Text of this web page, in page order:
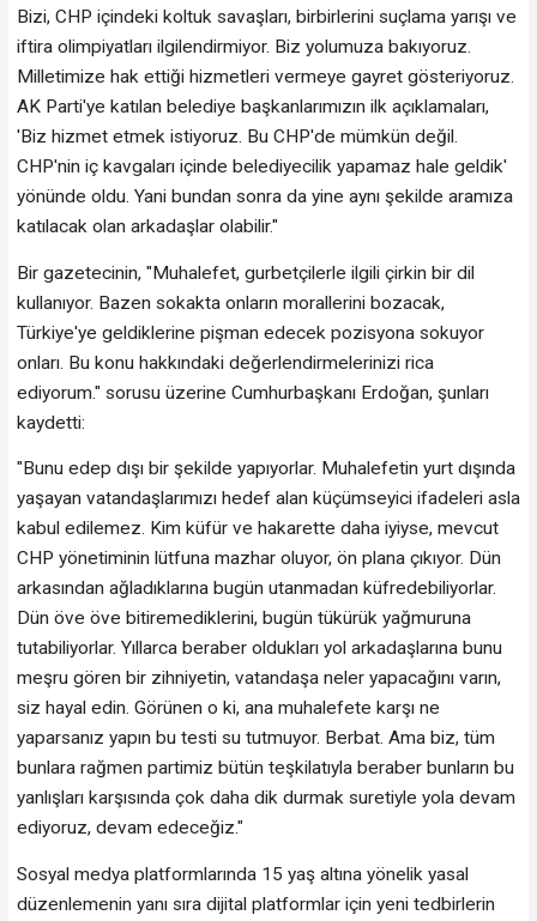
Bizi, CHP içindeki koltuk savaşları, birbirlerini suçlama yarışı ve
iftira olimpiyatları ilgilendirmiyor. Biz yolumuza bakıyoruz.
Milletimize hak ettiği hizmetleri vermeye gayret gösteriyoruz.
AK Parti'ye katılan belediye başkanlarımızın ilk açıklamaları,
'Biz hizmet etmek istiyoruz. Bu CHP'de mümkün değil.
CHP'nin iç kavgaları içinde belediyecilik yapamaz hale geldik'
yönünde oldu. Yani bundan sonra da yine aynı şekilde aramıza
katılacak olan arkadaşlar olabilir."
Bir gazetecinin, "Muhalefet, gurbetçilerle ilgili çirkin bir dil
kullanıyor. Bazen sokakta onların morallerini bozacak,
Türkiye'ye geldiklerine pişman edecek pozisyona sokuyor
onları. Bu konu hakkındaki değerlendirmelerinizi rica
ediyorum." sorusu üzerine Cumhurbaşkanı Erdoğan, şunları
kaydetti:
"Bunu edep dışı bir şekilde yapıyorlar. Muhalefetin yurt dışında
yaşayan vatandaşlarımızı hedef alan küçümseyici ifadeleri asla
kabul edilemez. Kim küfür ve hakarette daha iyiyse, mevcut
CHP yönetiminin lütfuna mazhar oluyor, ön plana çıkıyor. Dün
arkasından ağladıklarına bugün utanmadan küfredebiliyorlar.
Dün öve öve bitiremediklerini, bugün tükürük yağmuruna
tutabiliyorlar. Yıllarca beraber oldukları yol arkadaşlarına bunu
meşru gören bir zihniyetin, vatandaşa neler yapacağını varın,
siz hayal edin. Görünen o ki, ana muhalefete karşı ne
yaparsanız yapın bu testi su tutmuyor. Berbat. Ama biz, tüm
bunlara rağmen partimiz bütün teşkilatıyla beraber bunların bu
yanlışları karşısında çok daha dik durmak suretiyle yola devam
ediyoruz, devam edeceğiz."
Sosyal medya platformlarında 15 yaş altına yönelik yasal
düzenlemenin yanı sıra dijital platformlar için yeni tedbirlerin